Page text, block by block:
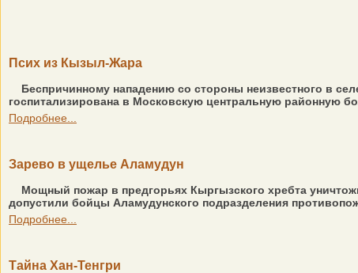
Псих из Кызыл-Жара
Беспричинному нападению со стороны неизвестного в
госпитализирована в Московскую центральную районную
Подробнее...
Зарево в ущелье Аламудун
Мощный пожар в предгорьях Кыргызского хребта
допустили бойцы Аламудунского подразделения
Подробнее...
Тайна Хан-Тенгри